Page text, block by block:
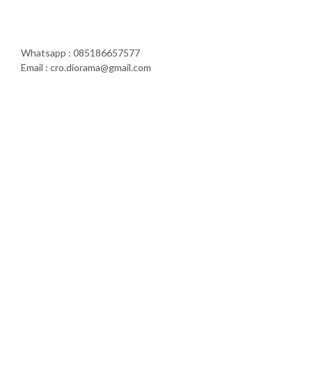
Whatsapp : 085186657577
Email : cro.diorama@gmail.com